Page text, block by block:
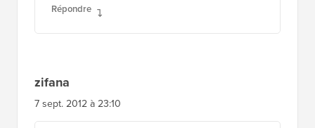
Répondre
zifana
7 sept. 2012 à 23:10